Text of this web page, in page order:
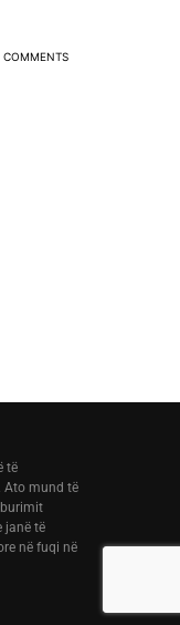
COMMENTS
të
Ato mund të
burimit
janë të
në fuqi në